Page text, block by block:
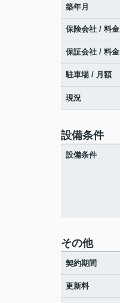
築年月
保険会社 / 料金
保証会社 / 料金
駐車場 / 月額
現況
設備条件
設備条件
その他
契約期間
更新料